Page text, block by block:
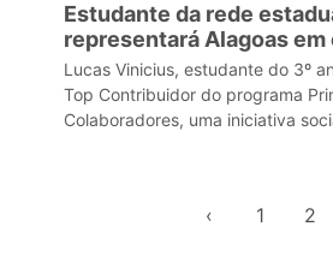
Estudante da rede
representará Alagoas em
Google na Califórnia
Lucas Vinicius, estudante do 3º
Top Contribuidor do programa
Colaboradores, uma iniciativa
‹ 1 2